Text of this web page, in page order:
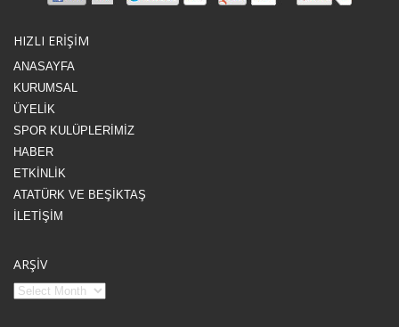
HIZLI ERİŞİM
ANASAYFA
KURUMSAL
ÜYELİK
SPOR KULÜPLERİMİZ
HABER
ETKİNLİK
ATATÜRK VE BEŞİKTAŞ
İLETİŞİM
ARŞİV